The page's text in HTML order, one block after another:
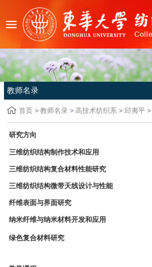
教师名录
首页 教师名录 高技术纺织系 邱夷平
研究方向
三维纺织结构制作技术和应用
三维纺织结构复合材料性能研究
三维纺织结构微带天线设计与性能
纤维表面与界面研究
纳米纤维与纳米材料开发和应用
绿色复合材料研究